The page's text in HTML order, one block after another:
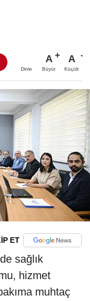
Dinle
A
Büyüt
A
Küçült
ET
sağlık
hizmet
muhtaç